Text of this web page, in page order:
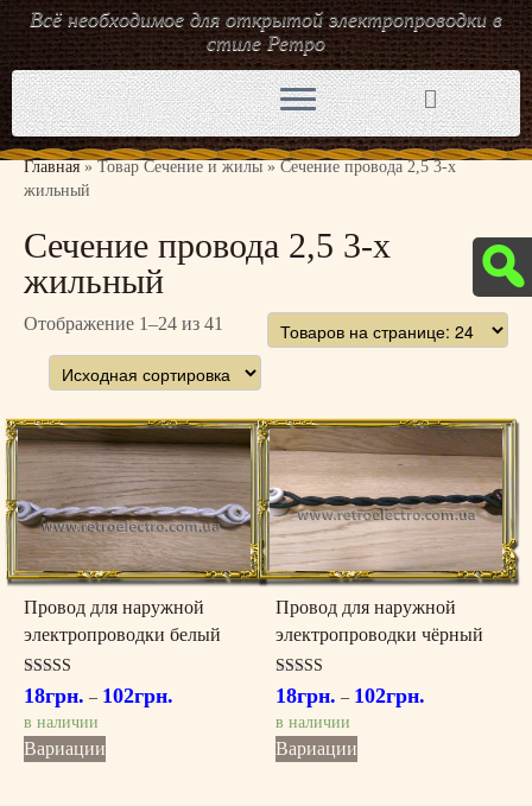
Перейти
к
содержимому
Всё необходимое для открытой электропроводки в
стиле Ретро
Главная » Товар Сечение и жилы » Сечение провода 2,5 3-х
жильный
Сечение провода 2,5 3-х
жильный
Отображение 1–24 из 41
Провод для наружной
электропроводки белый
Оценка
5.00
из 5
18грн. – 102грн.
в наличии
Вариации
Провод для наружной
электропроводки чёрный
Оценка
4.00
из 5
18грн. – 102грн.
в наличии
Вариации